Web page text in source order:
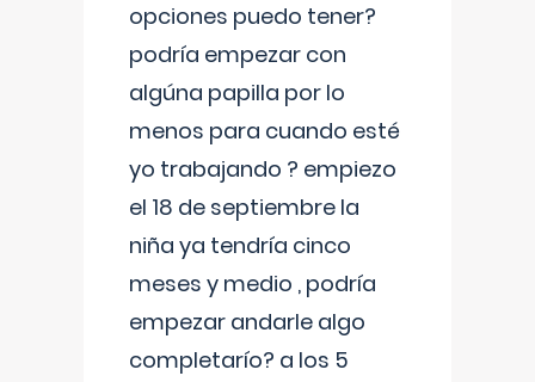
opciones puedo tener?
podría empezar con
algúna papilla por lo
menos para cuando esté
yo trabajando ? empiezo
el 18 de septiembre la
niña ya tendría cinco
meses y medio , podría
empezar andarle algo
completarío? a los 5